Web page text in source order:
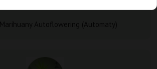
Autoflowering (Automaty)